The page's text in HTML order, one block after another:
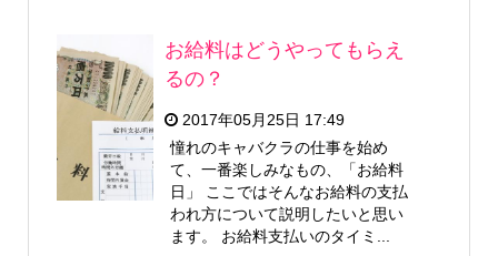
お給料はどうやってもらえ
るの？
2017年05月25日 17:49
憧れのキャバクラの仕事を始め
て、一番楽しみなもの、「お給料
日」 ここではそんなお給料の支払
われ方について説明したいと思い
ます。 お給料支払いのタイミ...